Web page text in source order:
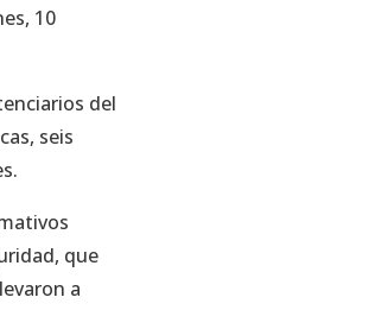
10
del
seis
que
a